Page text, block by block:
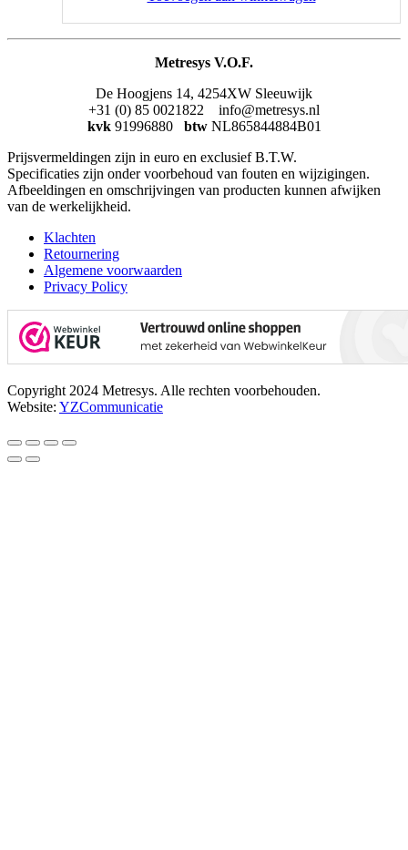
Metresys V.O.F.
De Hoogjens 14, 4254XW Sleeuwijk
+31 (0) 85 0021822 info@metresys.nl
kvk 91996880 btw NL865844884B01
Prijsvermeldingen zijn in euro en exclusief B.T.W.
Specificaties zijn onder voorbehoud van fouten en wijzigingen.
Afbeeldingen en omschrijvingen van producten kunnen afwijken
van de werkelijkheid.
Klachten
Retournering
Algemene voorwaarden
Privacy Policy
Copyright 2024 Metresys. Alle rechten voorbehouden.
Website: YZCommunicatie